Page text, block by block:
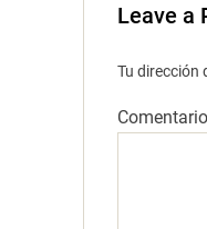
Leave a
Tu dirección
Comentario